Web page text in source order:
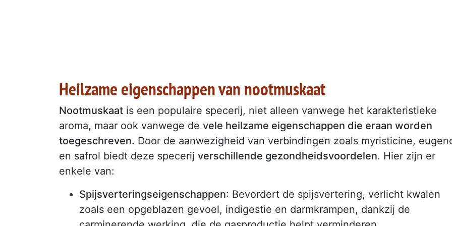
Heilzame eigenschappen van nootmuskaat
Nootmuskaat is een populaire specerij, niet alleen vanwege het karakteristieke
aroma, maar ook vanwege de vele heilzame eigenschappen die eraan worden
toegeschreven. Door de aanwezigheid van verbindingen zoals myristicine,
en safrol biedt deze specerij verschillende gezondheidsvoordelen. Hier zijn er
enkele van:
Spijsverteringseigenschappen: Bevordert de spijsvertering, verlicht kwalen
zoals een opgeblazen gevoel, indigestie en darmkrampen, dankzij de